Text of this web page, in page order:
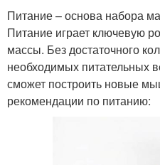
Питание – основа набора
Питание играет ключевую
массы. Без достаточного
необходимых питательных
сможет построить новые
рекомендации по питанию: